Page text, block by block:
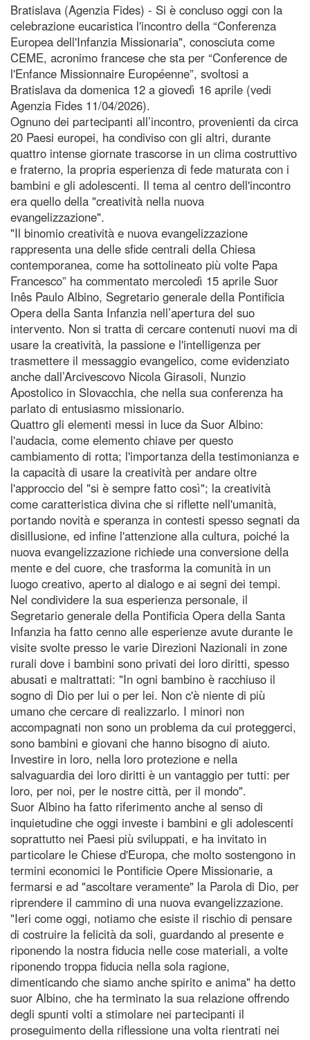
Bratislava (Agenzia Fides) - Si è concluso oggi con la
celebrazione eucaristica l'incontro della “Conferenza
Europea dell'Infanzia Missionaria", conosciuta come
CEME, acronimo francese che sta per “Conference de
l'Enfance Missionnaire Européenne”, svoltosi a
Bratislava da domenica 12 a giovedì 16 aprile (vedi
Agenzia Fides 11/04/2026).
Ognuno dei partecipanti all’incontro, provenienti da circa
20 Paesi europei, ha condiviso con gli altri, durante
quattro intense giornate trascorse in un clima costruttivo
e fraterno, la propria esperienza di fede maturata con i
bambini e gli adolescenti. Il tema al centro dell'incontro
era quello della "creatività nella nuova
evangelizzazione".
"Il binomio creatività e nuova evangelizzazione
rappresenta una delle sfide centrali della Chiesa
contemporanea, come ha sottolineato più volte Papa
Francesco” ha commentato mercoledì 15 aprile Suor
Inês Paulo Albino, Segretario generale della Pontificia
Opera della Santa Infanzia nell’apertura del suo
intervento. Non si tratta di cercare contenuti nuovi ma di
usare la creatività, la passione e l'intelligenza per
trasmettere il messaggio evangelico, come evidenziato
anche dall’Arcivescovo Nicola Girasoli, Nunzio
Apostolico in Slovacchia, che nella sua conferenza ha
parlato di entusiasmo missionario.
Quattro gli elementi messi in luce da Suor Albino:
l'audacia, come elemento chiave per questo
cambiamento di rotta; l'importanza della testimonianza e
la capacità di usare la creatività per andare oltre
l'approccio del "si è sempre fatto così"; la creatività
come caratteristica divina che si riflette nell'umanità,
portando novità e speranza in contesti spesso segnati da
disillusione, ed infine l'attenzione alla cultura, poiché la
nuova evangelizzazione richiede una conversione della
mente e del cuore, che trasforma la comunità in un
luogo creativo, aperto al dialogo e ai segni dei tempi.
Nel condividere la sua esperienza personale, il
Segretario generale della Pontificia Opera della Santa
Infanzia ha fatto cenno alle esperienze avute durante le
visite svolte presso le varie Direzioni Nazionali in zone
rurali dove i bambini sono privati dei loro diritti, spesso
abusati e maltrattati: "In ogni bambino è racchiuso il
sogno di Dio per lui o per lei. Non c'è niente di più
umano che cercare di realizzarlo. I minori non
accompagnati non sono un problema da cui proteggerci,
sono bambini e giovani che hanno bisogno di aiuto.
Investire in loro, nella loro protezione e nella
salvaguardia dei loro diritti è un vantaggio per tutti: per
loro, per noi, per le nostre città, per il mondo".
Suor Albino ha fatto riferimento anche al senso di
inquietudine che oggi investe i bambini e gli adolescenti
soprattutto nei Paesi più sviluppati, e ha invitato in
particolare le Chiese d'Europa, che molto sostengono in
termini economici le Pontificie Opere Missionarie, a
fermarsi e ad "ascoltare veramente" la Parola di Dio, per
riprendere il cammino di una nuova evangelizzazione.
"Ieri come oggi, notiamo che esiste il rischio di pensare
di costruire la felicità da soli, guardando al presente e
riponendo la nostra fiducia nelle cose materiali, a volte
riponendo troppa fiducia nella sola ragione,
dimenticando che siamo anche spirito e anima" ha detto
suor Albino, che ha terminato la sua relazione offrendo
degli spunti volti a stimolare nei partecipanti il
proseguimento della riflessione una volta rientrati nei